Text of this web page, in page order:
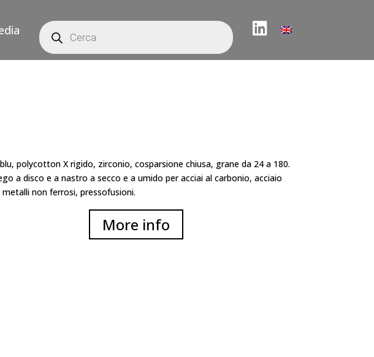
Products
search LinkedIn
polycotton X rigido, zirconio, cosparsione chiusa, grane da 24 a 180.
a disco e a nastro a secco e a umido per acciai al carbonio, acciaio
non ferrosi, pressofusioni.
More info